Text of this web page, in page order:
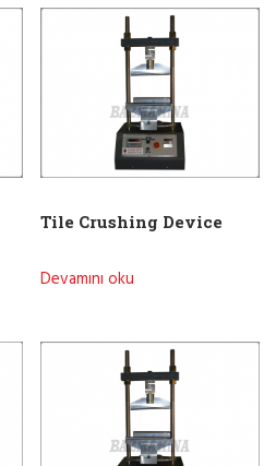
Tile Crushing Device
Devamını oku